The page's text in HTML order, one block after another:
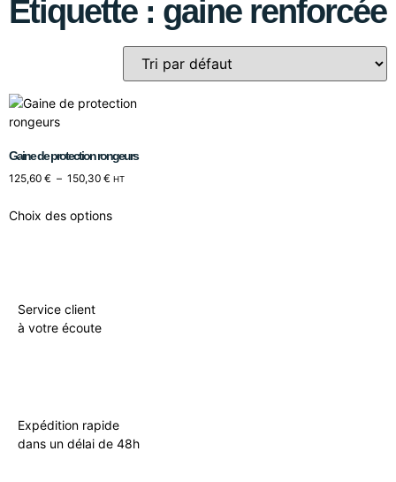
Étiquette : gaine renforcée
Service client
à votre écoute
Expédition rapide
dans un délai de 48h
Gaine de protection rongeurs
125,60 € – 150,30 € HT
Choix des options